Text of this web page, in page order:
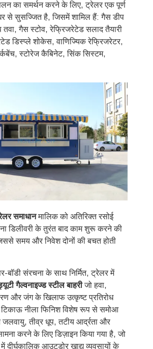
का समर्थन करने के लिए, ट्रेलर एक पूर्ण
से सुसज्जित है, जिसमें शामिल हैं: गैस डीप
तवा, गैस स्टोव, रेफ्रिजरेटेड सलाद तैयारी
डिस्प्ले शोकेस, वाणिज्यिक रेफ्रिजरेटर,
स्टोरेज कैबिनेट, सिंक सिस्टम,
समाधानमालिक को अतिरिक्त रसोई
डिलीवरी के तुरंत बाद काम शुरू करने की
समय और निवेश दोनों की बचत होती
बॉडी संरचना के साथ निर्मित, ट्रेलर में
गैल्वनाइज्ड स्टील बाहरीजो हवा,
और जंग के खिलाफ उत्कृष्ट प्रतिरोध
नीला फिनिश विशेष रूप से समोआ
जलवायु, तीव्र धूप, तटीय आर्द्रता और
करने के लिए डिज़ाइन किया गया है, जो
दीर्घकालिक आउटडोर खाद्य व्यवसायों के